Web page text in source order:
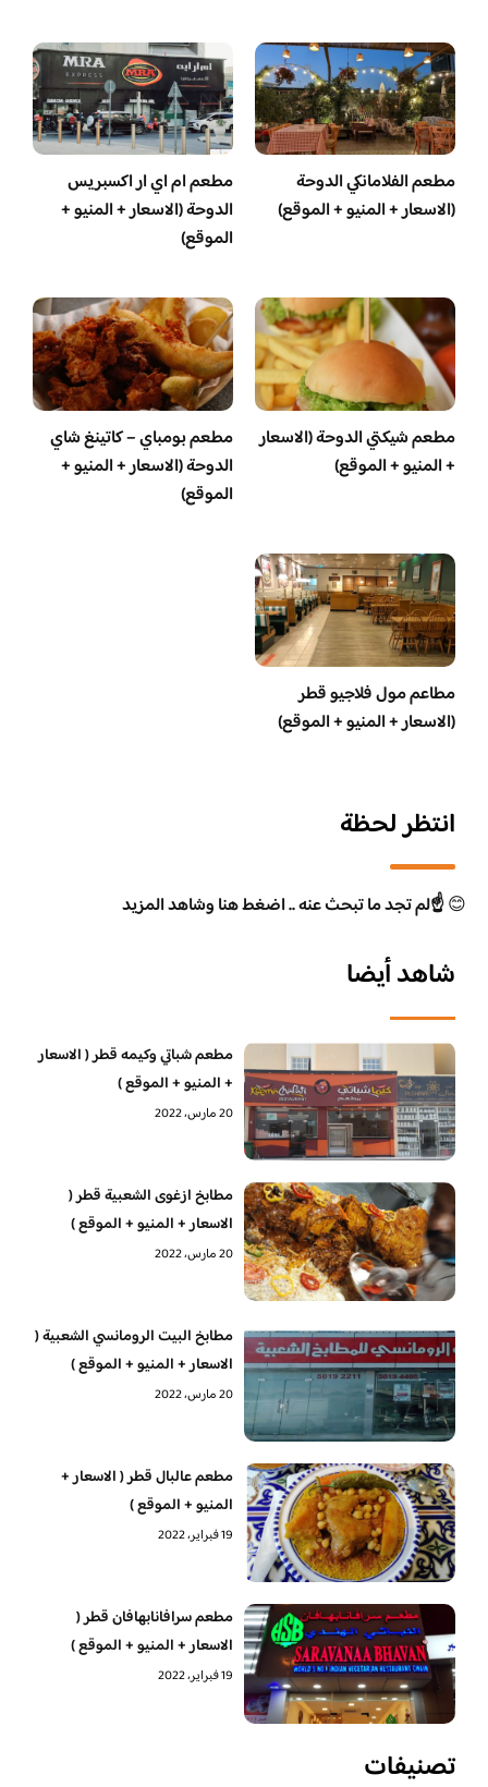
مطعم الفلامانكي الدوحة
(الاسعار + المنيو + الموقع)
مطعم ام اي ار اكسبريس
الدوحة (الاسعار + المنيو +
الموقع)
مطعم شيكتي الدوحة (الاسعار
+ المنيو + الموقع)
مطعم بومباي – كاتينغ شاي
الدوحة (الاسعار + المنيو +
الموقع)
مطاعم مول فلاجيو قطر
(الاسعار + المنيو + الموقع)
انتظر لحظة
😊☝️لم تجد ما تبحث عنه .. اضغط هنا وشاهد المزيد
شاهد أيضا
مطعم شباتي وكيمه قطر ( الاسعار
+ المنيو + الموقع )
20 مارس، 2022
مطابخ ازغوى الشعبية قطر (
الاسعار + المنيو + الموقع )
20 مارس، 2022
مطابخ البيت الرومانسي الشعبية (
الاسعار + المنيو + الموقع )
20 مارس، 2022
مطعم عالبال قطر ( الاسعار +
المنيو + الموقع )
19 فبراير، 2022
مطعم سرافانابهافان قطر (
الاسعار + المنيو + الموقع )
19 فبراير، 2022
تصنيفات